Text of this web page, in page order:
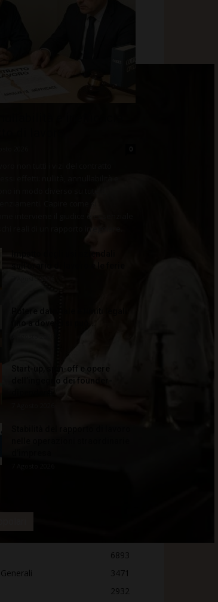
di lavoro
0
non tutti i vizi del contratto
interviene il giudice è essenziale
reali di un rapporto irregolare.
Start-up, spin-off e opere
dell’ingegno dei founder-
6893
3471
2932